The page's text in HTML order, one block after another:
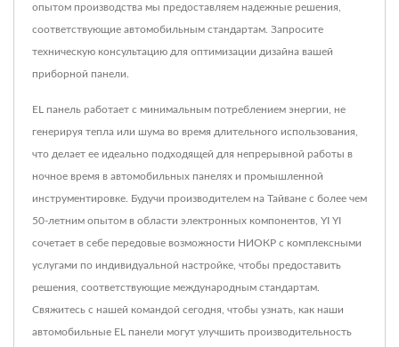
опытом производства мы предоставляем надежные решения,
соответствующие автомобильным стандартам. Запросите
техническую консультацию для оптимизации дизайна вашей
приборной панели.
EL панель работает с минимальным потреблением энергии, не
генерируя тепла или шума во время длительного использования,
что делает ее идеально подходящей для непрерывной работы в
ночное время в автомобильных панелях и промышленной
инструментировке. Будучи производителем на Тайване с более чем
50-летним опытом в области электронных компонентов, YI YI
сочетает в себе передовые возможности НИОКР с комплексными
услугами по индивидуальной настройке, чтобы предоставить
решения, соответствующие международным стандартам.
Свяжитесь с нашей командой сегодня, чтобы узнать, как наши
автомобильные EL панели могут улучшить производительность